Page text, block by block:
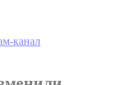
канал